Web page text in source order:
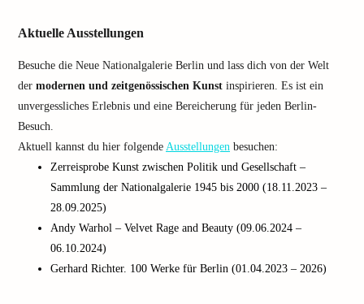
Aktuelle Ausstellungen
Besuche die Neue Nationalgalerie Berlin und lass dich von der Welt
der modernen und zeitgenössischen Kunst inspirieren. Es ist ein
unvergessliches Erlebnis und eine Bereicherung für jeden Berlin-
Besuch.
Aktuell kannst du hier folgende Ausstellungen besuchen:
Zerreisprobe Kunst zwischen Politik und Gesellschaft –
Sammlung der Nationalgalerie 1945 bis 2000 (18.11.2023 –
28.09.2025)
Andy Warhol – Velvet Rage and Beauty (09.06.2024 –
06.10.2024)
Gerhard Richter. 100 Werke für Berlin (01.04.2023 – 2026)